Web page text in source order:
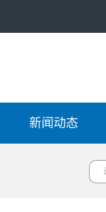
新闻动态